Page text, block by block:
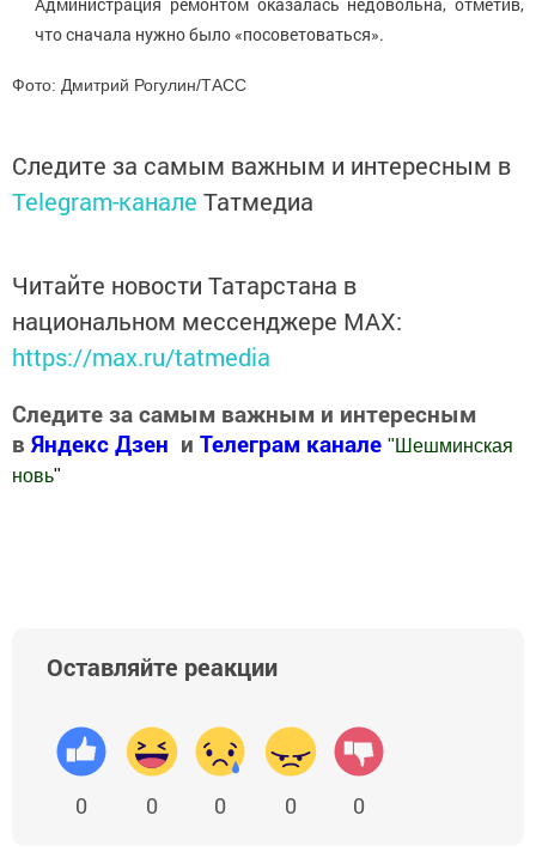
что сначала нужно было «посоветоваться».
Фото: Дмитрий Рогулин/ТАСС
Следите за самым важным и интересным в
Telegram-канале Татмедиа
Читайте новости Татарстана в
национальном мессенджере MАХ:
https://max.ru/tatmedia
Следите за самым важным и интересным
в Яндекс Дзен и Телеграм канале " Шешминская
новь"
Оставляйте реакции
0 0 0 0 0